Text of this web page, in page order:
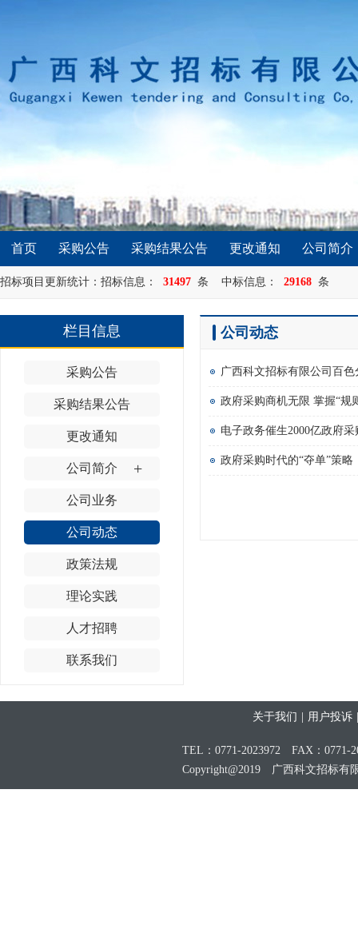
首页 采购公告 采购结果公告 更改通知 公司简介
招标项目更新统计：招标信息： 31497 条 中标信息： 29168 条
栏目信息
采购公告
采购结果公告
更改通知
公司简介 +
公司业务
公司动态
政策法规
理论实践
人才招聘
联系我们
公司动态
广西科文招标有限公司百
政府采购商机无限 掌握“规
电子政务催生2000亿政府采
政府采购时代的“夺单”策略
关于我们 用户投诉
TEL：0771-2023972 FAX：0771-
Copyright@2019 广西科文招标